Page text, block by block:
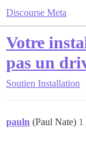
Discourse Meta
Votre
pas un
Soutien Installation
pauln (Paul Nate) 1